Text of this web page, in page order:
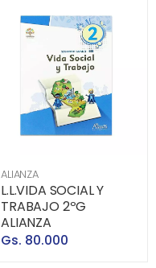
ALIANZA
L.L.VIDA SOCIAL Y
TRABAJO 2ºG
ALIANZA
Gs. 80.000